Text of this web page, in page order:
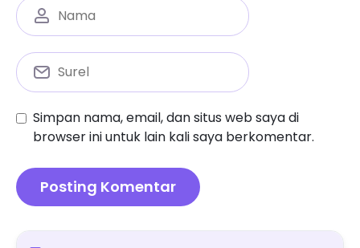
Simpan nama, email, dan situs web saya di
browser ini untuk lain kali saya berkomentar.